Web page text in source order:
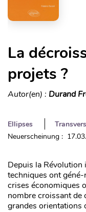
La
projets ?
Autor(en) : Durand
Ellipses
Neuerscheinung :
Depuis la Révolution
techniques ont
crises économiques
nombre croissant de
grandes orientations